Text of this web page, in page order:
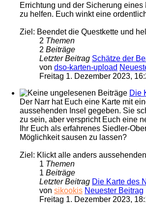
Errichtung und der Sicherung
zu helfen. Euch winkt eine
Ziel: Beendet die Questkette und
2 Themen
2 Beiträge
Letzter Beitrag Schätze der
von dso-karten-upload
Freitag 1. Dezember 2023,
Die
Der Narr hat Euch eine Karte mit
aussehenden Insel gegeben. Sie
zu sein, aber verspricht Euch eine
Ihr Euch als erfahrenes Siedler-
Möglichkeit sausen zu lassen?
Ziel: Klickt alle anders
1 Themen
1 Beiträge
Letzter Beitrag Die Karte des
von sikookis Neuester Beitrag
Freitag 1. Dezember 2023,